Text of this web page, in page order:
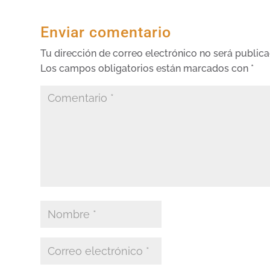
Enviar comentario
Tu dirección de correo electrónico no será
Los campos obligatorios están marcados con *